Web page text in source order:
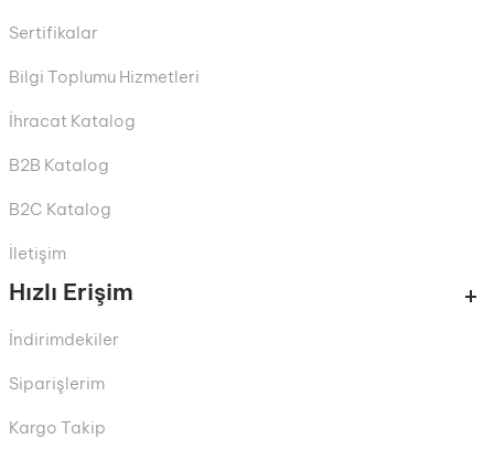
Sertifikalar
Bilgi Toplumu Hizmetleri
İhracat Katalog
B2B Katalog
B2C Katalog
İletişim
Hızlı Erişim
İndirimdekiler
Siparişlerim
Kargo Takip